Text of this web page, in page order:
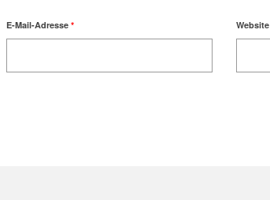
E-Mail-Adresse * Website